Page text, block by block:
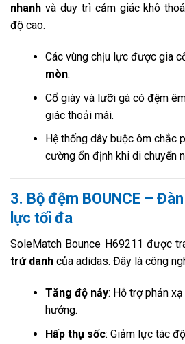
nhanh và duy trì cảm giác khô
độ cao.
Các vùng chịu lực được gia
mòn.
Cổ giày và lưỡi gà có đệm
giác thoải mái.
Hệ thống dây buộc ôm chắc
cường ổn định khi di chuyển
3. Bộ đệm BOUNCE –
lực tối đa
SoleMatch Bounce H69211 được
trứ danh của adidas. Đây là công
Tăng độ nảy: Hỗ trợ phản
hướng.
Hấp thụ sốc: Giảm lực tác